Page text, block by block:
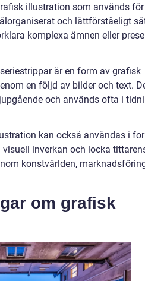
illustration som används
och lättförståeligt
komplexa ämnen eller
är en form av grafisk
en följd av bilder och text.
och används ofta i
kan också användas i
inverkan och locka
konstvärlden,
om grafisk